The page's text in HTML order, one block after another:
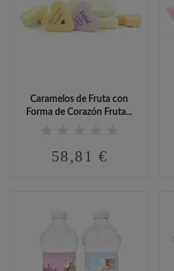
Caramelos de Fruta con
Forma de Corazón Fruta...
58,81 €